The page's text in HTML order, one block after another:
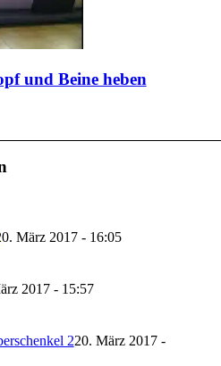
und Beine heben
März 2017 - 16:05
2017 - 15:57
220. März 2017 -